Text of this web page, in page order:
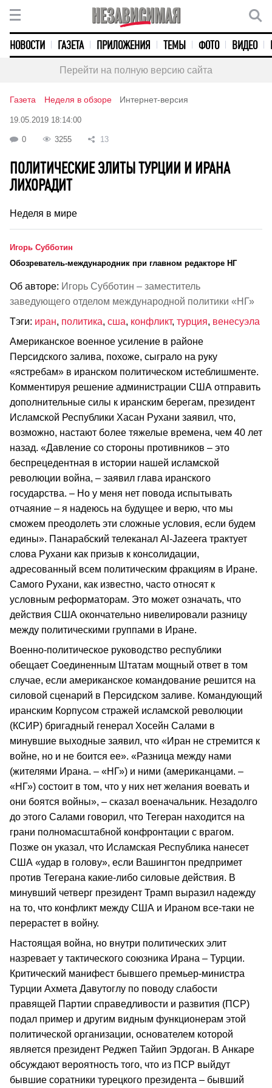
НОВОСТИ ГАЗЕТА ПРИЛОЖЕНИЯ ТЕМЫ ФОТО ВИДЕО
Перейти на полную версию сайта
Газета Неделя в обзоре Интернет-версия
19.05.2019 18:14:00
0 3255 13
ПОЛИТИЧЕСКИЕ ЭЛИТЫ ТУРЦИИ И ИРАНА
ЛИХОРАДИТ
Неделя в мире
Игорь Субботин
Обозреватель-международник при главном редакторе НГ
Об авторе: Игорь Субботин – заместитель
заведующего отделом международной политики «НГ»
Тэги: иран, политика, сша, конфликт, турция, венесуэла
Американское военное усиление в районе
Персидского залива, похоже, сыграло на руку
«ястребам» в иранском политическом истеблишменте.
Комментируя решение администрации США отправить
дополнительные силы к иранским берегам, президент
Исламской Республики Хасан Рухани заявил, что,
возможно, настают более тяжелые времена, чем 40 лет
назад. «Давление со стороны противников – это
беспрецедентная в истории нашей исламской
революции война, – заявил глава иранского
государства. – Но у меня нет повода испытывать
отчаяние – я надеюсь на будущее и верю, что мы
сможем преодолеть эти сложные условия, если будем
едины». Панарабский телеканал Al-Jazeera трактует
слова Рухани как призыв к консолидации,
адресованный всем политическим фракциям в Иране.
Самого Рухани, как известно, часто относят к
условным реформаторам. Это может означать, что
действия США окончательно нивелировали разницу
между политическими группами в Иране.
Военно-политическое руководство республики
обещает Соединенным Штатам мощный ответ в том
случае, если американское командование решится на
силовой сценарий в Персидском заливе. Командующий
иранским Корпусом стражей исламской революции
(КСИР) бригадный генерал Хосейн Салами в
минувшие выходные заявил, что «Иран не стремится к
войне, но и не боится ее». «Разница между нами
(жителями Ирана. – «НГ») и ними (американцами. –
«НГ») состоит в том, что у них нет желания воевать и
они боятся войны», – сказал военачальник. Незадолго
до этого Салами говорил, что Тегеран находится на
грани полномасштабной конфронтации с врагом.
Позже он указал, что Исламская Республика нанесет
США «удар в голову», если Вашингтон предпримет
против Тегерана какие-либо силовые действия. В
минувший четверг президент Трамп выразил надежду
на то, что конфликт между США и Ираном все-таки не
перерастет в войну.
Настоящая война, но внутри политических элит
назревает у тактического союзника Ирана – Турции.
Критический манифест бывшего премьер-министра
Турции Ахмета Давутоглу по поводу слабости
правящей Партии справедливости и развития (ПСР)
подал пример и другим видным функционерам этой
политической организации, основателем которой
является президент Реджеп Тайип Эрдоган. В Анкаре
обсуждают вероятность того, что из ПСР выйдут
бывшие соратники турецкого президента – бывший